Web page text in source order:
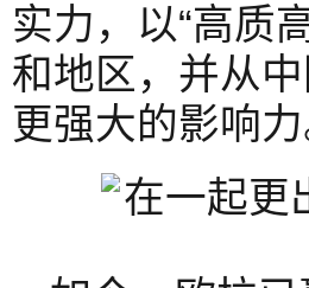
实力，以“高质
和地区，并从
更强大的影响力